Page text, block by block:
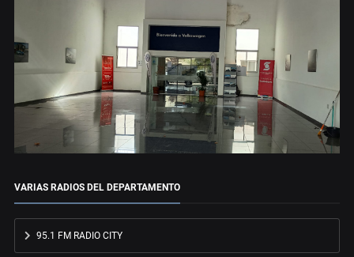
VARIAS RADIOS DEL DEPARTAMENTO
95.1 FM RADIO CITY